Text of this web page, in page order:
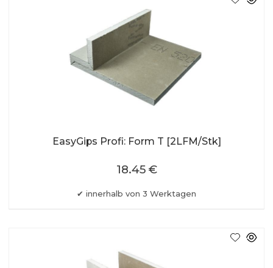
EasyGips Profi: Form T [2LFM/Stk]
innerhalb von 3 Werktagen
18.45 €